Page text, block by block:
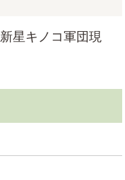
星キノコ軍団現